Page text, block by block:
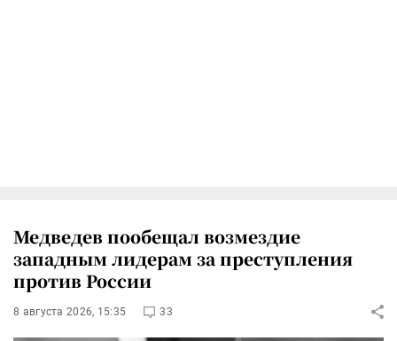
Медведев пообещал возмездие
западным лидерам за преступления
против России
8 августа 2026, 15:35 33